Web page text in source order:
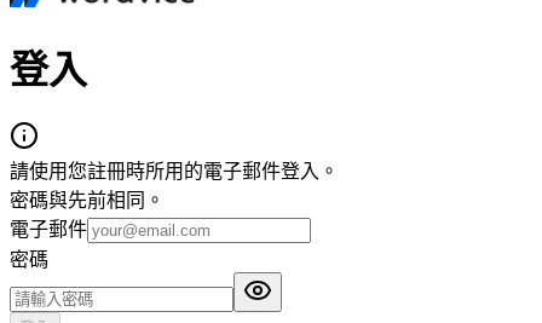
登入
請使用您註冊時所用的電子郵件登入。
密碼與先前相同。
電子郵件
密碼